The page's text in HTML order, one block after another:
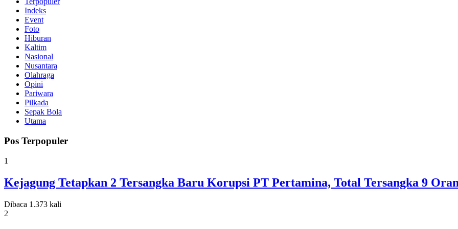
Indeks
Event
Foto
Hiburan
Kaltim
Nasional
Nusantara
Olahraga
Opini
Pariwara
Pilkada
Sepak Bola
Utama
Pos Terpopuler
1
Kejagung Tetapkan 2 Tersangka Baru Korupsi PT Pertamina, Total Tersangka 9
Dibaca 1.373 kali
2